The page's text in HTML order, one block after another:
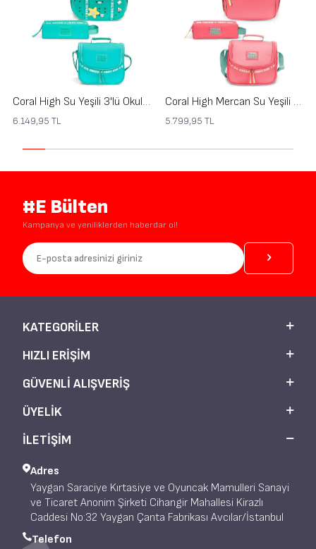
Coral High Su Yeşili 3'lü Okul Çanta Seti SET0124406
6.149,95 TL
Coral High Mercan Su Yeşili 3'lü Okul Çanta Seti SET0124403
5.799,95 TL
#E Bülten
Kampanya ve yeniliklerden haberdar ol!
KATEGORILER
HIZLI ERIŞIM
GÜVENLI ALIŞVERIŞ
ÜYELIK
İLETİŞİM
Adres
Yaygan Saraciye Kırtasiye ve Oyuncak Mamulleri Sanayi
ve Ticaret Anonim Şirketi Cihangir Mahallesi Kirazlı
Caddesi No:32 Yaygan Çanta Fabrikası Avcılar/İstanbul
Telefon